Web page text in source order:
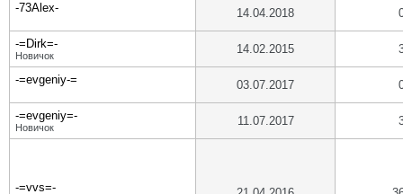
-73Alex- 14.04.2018
-=Dirk=-
Новичок 14.02.2015
-=evgeniy-= 03.07.2017
-=evgeniy=-
Новичок 11.07.2017
-=vvs=-